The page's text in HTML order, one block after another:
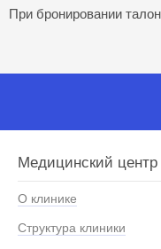
При бронировании
Медицинский центр
О клинике
Структура клиники